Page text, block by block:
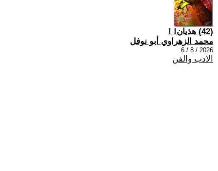
(42) هذيان! !
محمد الزهراوي أبو نوفل
2026 / 8 / 6
الادب والفن